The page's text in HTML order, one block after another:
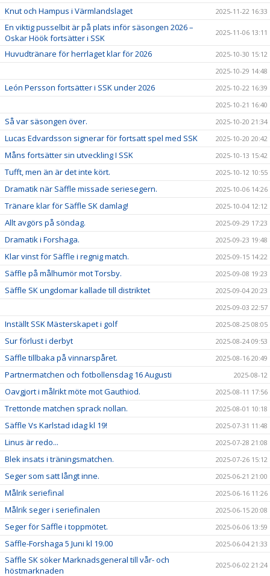
Knut och Hampus i Värmlandslaget 2025-11-22 16:33
En viktig pusselbit är på plats inför säsongen 2026 –
Oskar Höök fortsätter i SSK
2025-11-06 13:11
Huvudtränare för herrlaget klar för 2026
2025-10-30 15:12
2025-10-29 14:48
León Persson fortsätter i SSK under 2026
2025-10-22 16:39
2025-10-21 16:40
Så var säsongen över. 2025-10-20 21:34
Lucas Edvardsson signerar för fortsatt spel med SSK 2025-10-20 20:42
Måns fortsätter sin utveckling I SSK 2025-10-13 15:42
Tufft, men än är det inte kört. 2025-10-12 10:55
Dramatik när Säffle missade seriesegern. 2025-10-06 14:26
Tränare klar för Säffle SK damlag! 2025-10-04 12:12
Allt avgörs på söndag. 2025-09-29 17:23
Dramatik i Forshaga. 2025-09-23 19:48
Klar vinst för Säffle i regnig match. 2025-09-15 14:22
Säffle på målhumör mot Torsby. 2025-09-08 19:23
Säffle SK ungdomar kallade till distriktet
2025-09-04 20:23
2025-09-03 22:57
Inställt SSK Mästerskapet i golf 2025-08-25 08:05
Sur förlust i derbyt 2025-08-24 09:53
Säffle tillbaka på vinnarspåret. 2025-08-16 20:49
Partnermatchen och fotbollensdag 16 Augusti 2025-08-12
Oavgjort i målrikt möte mot Gauthiod. 2025-08-11 17:56
Trettonde matchen sprack nollan. 2025-08-01 10:18
Säffle Vs Karlstad idag kl 19! 2025-07-31 11:48
Linus är redo... 2025-07-28 21:08
Blek insats i träningsmatchen. 2025-07-26 15:12
Seger som satt långt inne. 2025-06-21 21:00
Målrik seriefinal 2025-06-16 11:26
Målrik seger i seriefinalen 2025-06-15 20:08
Seger för Säffle i toppmötet. 2025-06-06 13:59
Säffle-Forshaga 5 Juni kl 19.00 2025-06-04 21:33
Säffle SK söker Marknadsgeneral till vår- och
höstmarknaden
2025-06-02 21:24